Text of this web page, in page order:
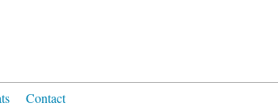
Contact